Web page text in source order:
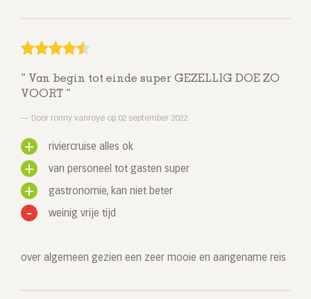
Van begin tot einde super GEZELLIG DOE ZO
VOORT
Door ronny vanroye op 02 september 2022
riviercruise alles ok
van personeel tot gasten super
gastronomie, kan niet beter
weinig vrije tijd
over algemeen gezien een zeer mooie en aangename reis